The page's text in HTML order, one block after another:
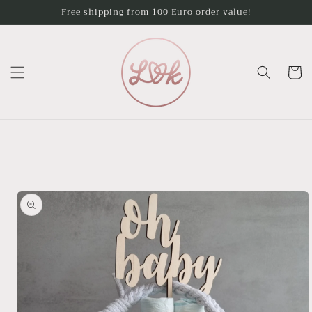
Free shipping from 100 Euro order value!
Cart